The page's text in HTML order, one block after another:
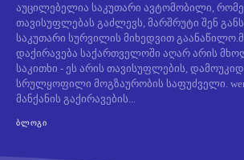
აუცილებელია საკუთარი ავტომობილი,
თავისუფლებას გაძლევს, მარშრუტი შენ
საკუთარი სურვილის მიხედვით
დაქირავება საქართველოში აღარ არის
საკითხი - ეს არის თავისუფლების,
სრულყოფილი მოგზაურობის საფუძველი.
მანქანის გაქირავების...
ᲑᲚᲝᲒᲘ